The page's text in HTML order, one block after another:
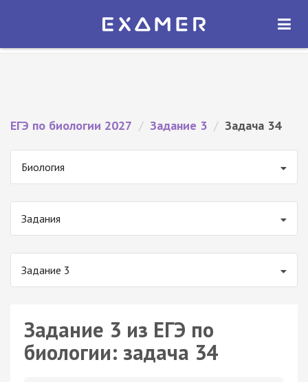
Экзамер — ЕГЭ 2027
ОТКРЫТЬ
ЕГЭ по биологии 2027 / Задание 3 / Задача 34
Биология
Задания
Задание 3
Задание 3 из ЕГЭ по
биологии: задача 34